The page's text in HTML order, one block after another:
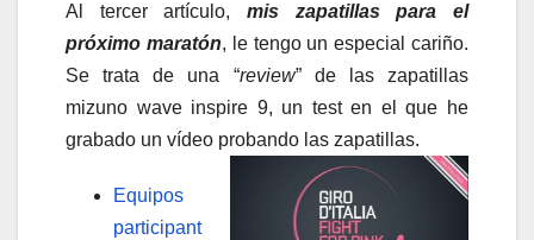
Al tercer artículo, mis zapatillas para el
próximo maratón, le tengo un especial cariño.
Se trata de una “review” de las zapatillas
mizuno wave inspire 9, un test en el que he
grabado un vídeo probando las zapatillas.
Equipos
participant